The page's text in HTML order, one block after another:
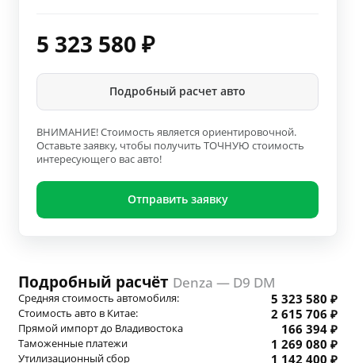
5 323 580 ₽
Подробный расчет авто
ВНИМАНИЕ! Стоимость является ориентировочной.
Оставьте заявку, чтобы получить ТОЧНУЮ стоимость
интересующего вас авто!
Отправить заявку
Подробный расчёт Denza — D9 DM
Средняя стоимость автомобиля: 5 323 580 ₽
Стоимость авто в Китае: 2 615 706 ₽
Прямой импорт до Владивостока 166 394 ₽
Таможенные платежи 1 269 080 ₽
Утилизационный сбор 1 142 400 ₽